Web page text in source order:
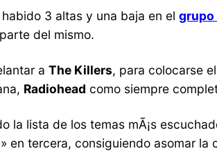
3 altas y una baja en el grupo
del mismo.
a The Killers, para colocarse
Radiohead como siempre
la lista de los temas mÃ¡s
» en tercera, consiguiendo asomar la